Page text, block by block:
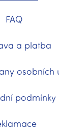
FAQ
a platba
osobních
podmínky